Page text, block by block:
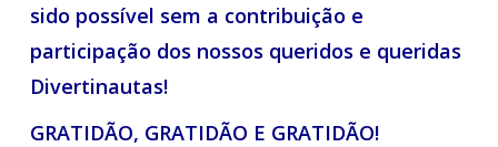
sido possível sem a contribuição e
participação dos nossos queridos e queridas
Divertinautas!
GRATIDÃO, GRATIDÃO E GRATIDÃO!